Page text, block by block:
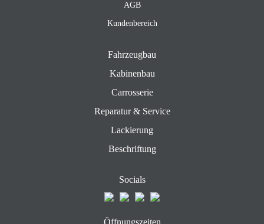
AGB
Kundenbereich
Fahrzeugbau
Kabinenbau
Carrosserie
Reparatur & Service
Lackierung
Beschriftung
Socials
Öffnungszeiten